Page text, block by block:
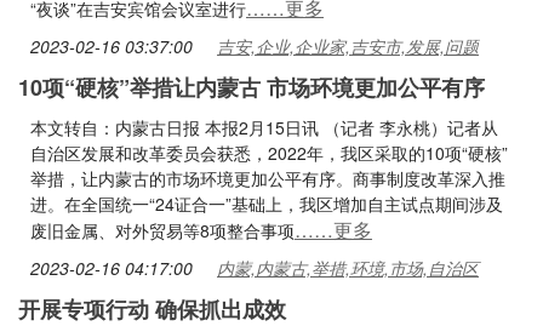
“夜谈”在吉安宾馆会议室进行……更多
2023-02-16 03:37:00 吉安,企业,企业家,吉安市,发展,问题
10项“硬核”举措让内蒙古 市场环境更加公平有序
本文转自：内蒙古日报 本报2月15日讯 （记者 李永桃）记者从
自治区发展和改革委员会获悉，2022年，我区采取的10项“硬核”
举措，让内蒙古的市场环境更加公平有序。商事制度改革深入推
进。在全国统一“24证合一”基础上，我区增加自主试点期间涉及
废旧金属、对外贸易等8项整合事项……更多
2023-02-16 04:17:00 内蒙,内蒙古,举措,环境,市场,自治区
开展专项行动 确保抓出成效